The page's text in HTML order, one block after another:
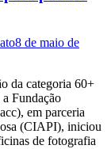
8 de maio de
da categoria 60+
Fundação
em parceria
(CIAPI), iniciou
de fotografia